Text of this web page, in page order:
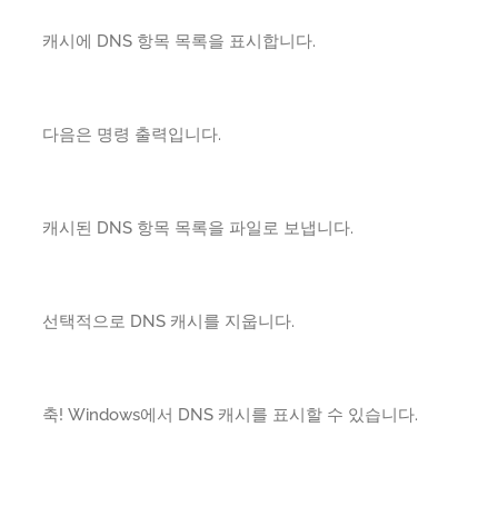
캐시에 DNS 항목 목록을 표시합니다.
다음은 명령 출력입니다.
캐시된 DNS 항목 목록을 파일로 보냅니다.
선택적으로 DNS 캐시를 지웁니다.
축! Windows에서 DNS 캐시를 표시할 수 있습니다.